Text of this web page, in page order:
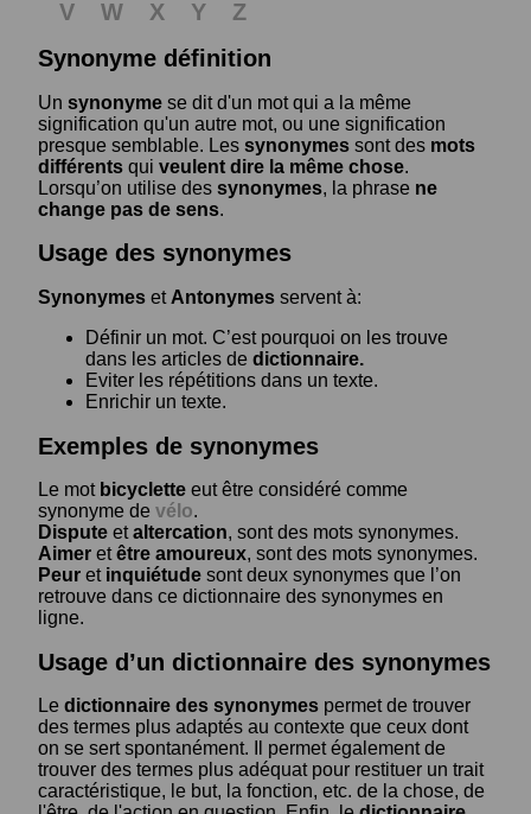
V W X Y
Z
Synonyme définition
Un synonyme se dit d'un mot qui a la même
signification qu'un autre mot, ou une signification
presque semblable. Les synonymes sont des mots
différents qui veulent dire la même chose.
Lorsqu’on utilise des synonymes, la phrase ne
change pas de sens.
Usage des synonymes
Synonymes et Antonymes servent à:
Définir un mot. C’est pourquoi on les trouve
dans les articles de dictionnaire.
Eviter les répétitions dans un texte.
Enrichir un texte.
Exemples de synonymes
Le mot bicyclette eut être considéré comme
synonyme de vélo.
Dispute etaltercation, sont des mots synonymes.
Aimer etêtre amoureux, sont des mots synonymes.
Peur et inquiétude sont deux synonymes que l’on
retrouve dans ce dictionnaire des synonymes en
ligne.
Usage d’un dictionnaire des synonymes
Le dictionnaire des synonymes permet de trouver
des termes plus adaptés au contexte que ceux dont
on se sert spontanément. Il permet également de
trouver des termes plus adéquat pour restituer un trait
caractéristique, le but, la fonction, etc. de la chose, de